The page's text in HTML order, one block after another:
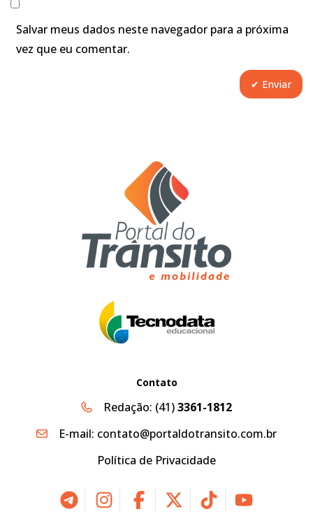
Salvar meus dados neste navegador para a próxima
vez que eu comentar.
Contato
Redação: (41)3361-1812
E-mail: contato@portaldotransito.com.br
Política de Privacidade